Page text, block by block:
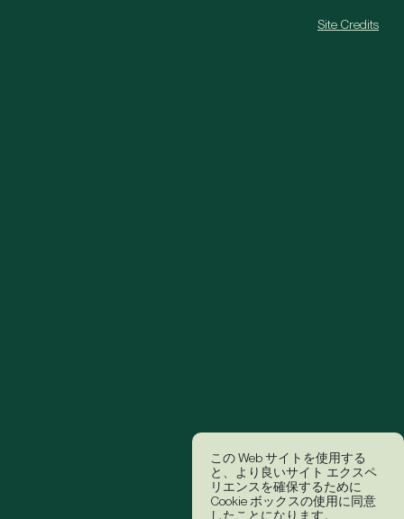
この Web サイトを使用する
と、より良いサイト エクスペ
リエンスを確保するために
Cookie ボックスの使用に同意
したことになります。
Site Credits